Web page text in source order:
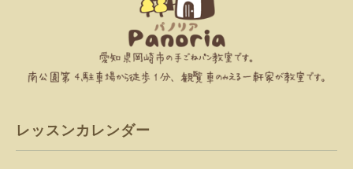
レッスンカレンダー